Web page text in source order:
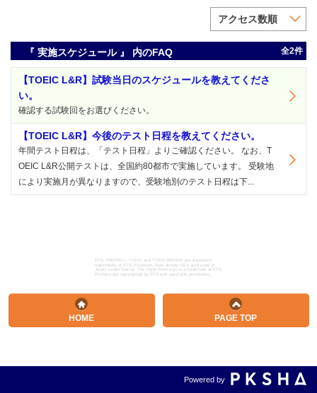
アクセス数順
『 実施スケジュール 』 内のFAQ 全2件
【TOEIC L&R】試験当日のスケジュールを教えてくださ
い。
確認する試験回をお選びください。
【TOEIC L&R】今後のテスト日程を教えてください。
年間テスト日程は、「テスト日程」よりご確認ください。 なお、T
OEIC L&R公開テストは、全国約80都市で実施しています。 受験地
により実施月が異なりますので、受験地別のテスト日程は下...
ETS, PROPELL, TOEIC and TOEIC BRIDGE are registered
trademarks of ETS, Princeton, New Jersey, USA, and used in
Japan under license. The Eight-Point logo is a trademark of ETS.
Portions are copyrighted by ETS and used with permission.
Powered by
HOME PAGE TOP